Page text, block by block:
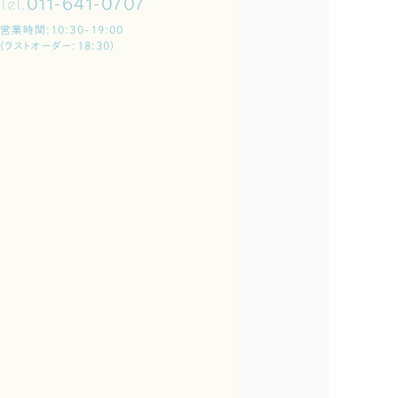
Tel. 011-641-0707
営業時間:10:30-19:00
(ラストオーダー:18:30)